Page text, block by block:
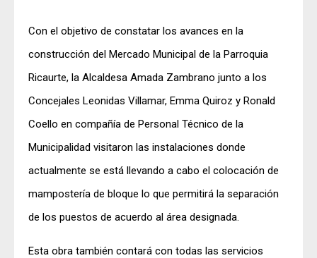
Con el objetivo de constatar los avances en la
construcción del Mercado Municipal de la Parroquia
Ricaurte, la Alcaldesa Amada Zambrano junto a los
Concejales Leonidas Villamar, Emma Quiroz y Ronald
Coello en compañía de Personal Técnico de la
Municipalidad visitaron las instalaciones donde
actualmente se está llevando a cabo el colocación de
mampostería de bloque lo que permitirá la separación
de los puestos de acuerdo al área designada.
Esta obra también contará con todas las servicios